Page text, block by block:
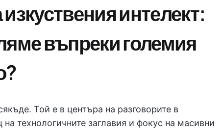
интелект:
въпреки големия
Той е в центъра на разговорите в
технологичните заглавия и фокус на масивни